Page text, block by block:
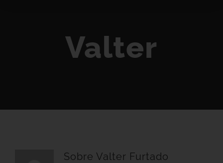
Valter
Sobre Valter Furtado